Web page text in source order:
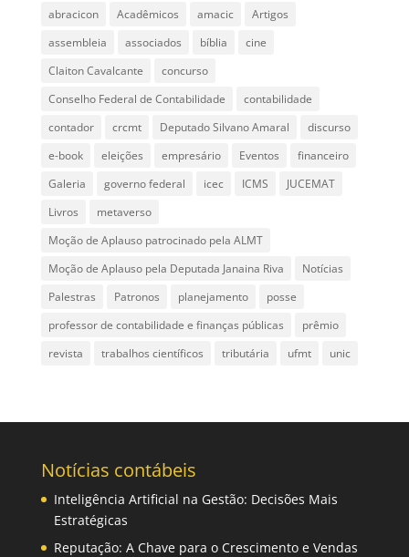
abracicon Acadêmicos amacic
Artigos
assembleia
associados bíblia
cine
Claiton Cavalcante
concurso
Conselho Federal de Contabilidade
contabilidade
contador
crcmt Deputado Silvano Amaral
discurso
e-book
eleições empresário Eventos
financeiro
Galeria
governo federal icec ICMS
JUCEMAT
Livros
metaverso
Moção de Aplauso patrocinado pela ALMT
Moção de Aplauso pela Deputada Janaina Riva
Notícias
Palestras
Patronos planejamento
posse
professor de contabilidade e finanças públicas
prêmio
revista
trabalhos científicos tributária ufmt unic
Notícias contábeis
Inteligência Artificial na Gestão: Decisões Mais
Estratégicas
Reputação: A Chave para o Crescimento e Vendas